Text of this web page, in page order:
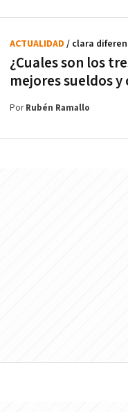
¿Cuales son los
mejores sueldos
ACTUALIDAD / clara
PorRubén Ramallo